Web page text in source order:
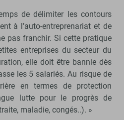
de délimiter les contours
à l’auto-entreprenariat et de
pas franchir. Si cette pratique
entreprises du secteur du
elle doit être bannie dès
les 5 salariés. Au risque de
en termes de protection
lutte pour le progrès de
maladie, congés..). »